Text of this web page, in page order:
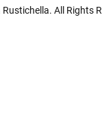
All Rights